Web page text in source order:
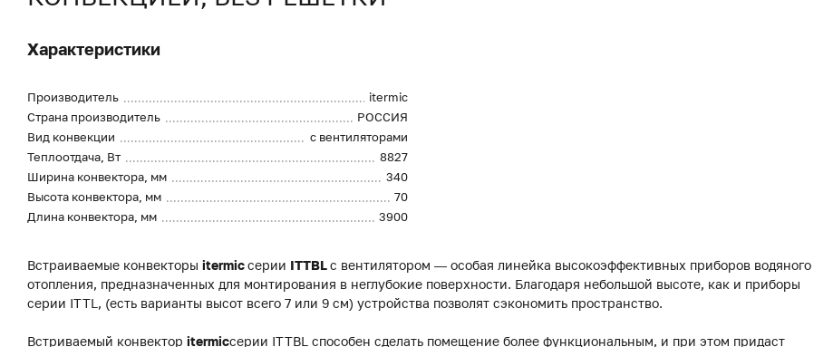
Характеристики
Производитель
itermic
Страна производитель
РОССИЯ
Вид конвекции
с вентиляторами
Теплоотдача, Вт
8827
Ширина конвектора, мм
340
Высота конвектора, мм
70
Длина конвектора, мм
3900
Встраиваемые конвекторы itermicсерии ITTBLс вентилятором — особая линейка высокоэффективных приборов водяного
отопления, предназначенных для монтирования в неглубокие поверхности. Благодаря небольшой высоте, как и приборы
серии ITTL, (есть варианты высот всего 7 или 9 см) устройства позволят сэкономить пространство.
Встриваемый конвектор itermicсерии ITTBL способен сделать помещение более функциональным, и при этом придаст